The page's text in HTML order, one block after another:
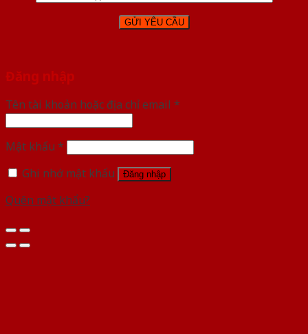
Đăng nhập
Tên tài khoản hoặc địa chỉ email *
Mật khẩu *
Ghi nhớ mật khẩu
Đăng nhập
Quên mật khẩu?